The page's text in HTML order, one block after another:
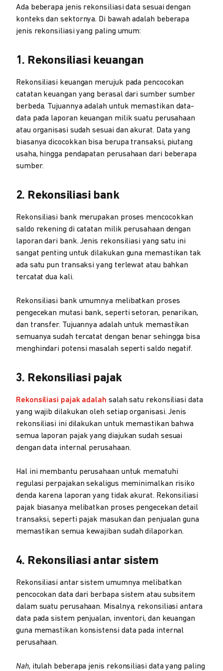
Ada beberapa jenis rekonsiliasi data sesuai dengan
konteks dan sektornya. Di bawah adalah beberapa
jenis rekonsiliasi yang paling umum:
1. Rekonsiliasi keuangan
Rekonsiliasi keuangan merujuk pada pencocokan
catatan keuangan yang berasal dari sumber sumber
berbeda. Tujuannya adalah untuk memastikan data-
data pada laporan keuangan milik suatu perusahaan
atau organisasi sudah sesuai dan akurat. Data yang
biasanya dicocokkan bisa berupa transaksi, piutang
usaha, hingga pendapatan perusahaan dari beberapa
sumber.
2. Rekonsiliasi bank
Rekonsiliasi bank merupakan proses mencocokkan
saldo rekening di catatan milik perusahaan dengan
laporan dari bank. Jenis rekonsiliasi yang satu ini
sangat penting untuk dilakukan guna memastikan tak
ada satu pun transaksi yang terlewat atau bahkan
tercatat dua kali.
Rekonsiliasi bank umumnya melibatkan proses
pengecekan mutasi bank, seperti setoran, penarikan,
dan transfer. Tujuannya adalah untuk memastikan
semuanya sudah tercatat dengan benar sehingga bisa
menghindari potensi masalah seperti saldo negatif.
3. Rekonsiliasi pajak
Rekonsiliasi pajak adalah salah satu rekonsiliasi data
yang wajib dilakukan oleh setiap organisasi. Jenis
rekonsiliasi ini dilakukan untuk memastikan bahwa
semua laporan pajak yang diajukan sudah sesuai
dengan data internal perusahaan.
Hal ini membantu perusahaan untuk mematuhi
regulasi perpajakan sekaligus meminimalkan risiko
denda karena laporan yang tidak akurat. Rekonsiliasi
pajak biasanya melibatkan proses pengecekan detail
transaksi, seperti pajak masukan dan penjualan guna
memastikan semua kewajiban sudah dilaporkan.
4. Rekonsiliasi antar sistem
Rekonsiliasi antar sistem umumnya melibatkan
pencocokan data dari berbapa sistem atau subsitem
dalam suatu perusahaan. Misalnya, rekonsiliasi antara
data pada sistem penjualan, inventori, dan keuangan
guna memastikan konsistensi data pada internal
perusahaan.
Nah, itulah beberapa jenis rekonsiliasi data yang paling